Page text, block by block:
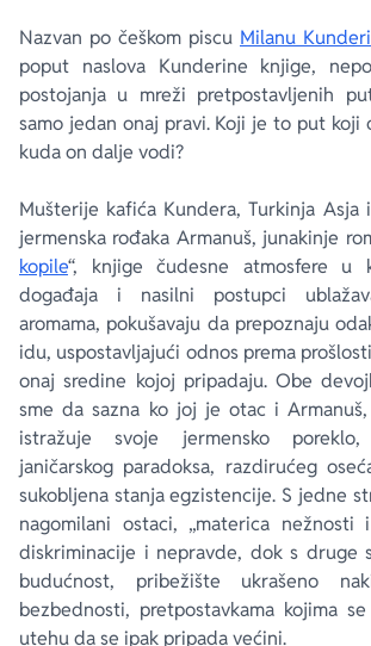
Nazvan po češkom piscu Milanu Kunderi
poput naslova Kunderine knjige,
postojanja u mreži pretpostavljenih
samo jedan onaj pravi. Koji je to put koji
kuda on dalje vodi?
Mušterije kafića Kundera, Turkinja Asja
jermenska rođaka Armanuš, junakinje
kopile“, knjige čudesne atmosfere u
događaja i nasilni postupci
aromama, pokušavaju da prepoznaju
idu, uspostavljajući odnos prema
onaj sredine kojoj pripadaju. Obe
sme da sazna ko joj je otac i
istražuje svoje jermensko
janičarskog paradoksa, razdirućeg
sukobljena stanja egzistencije. S jedne
nagomilani ostaci, „materica nežnosti
diskriminacije i nepravde, dok s druge
budućnost, pribežište ukrašeno
bezbednosti, pretpostavkama kojima
utehu da se ipak pripada većini.